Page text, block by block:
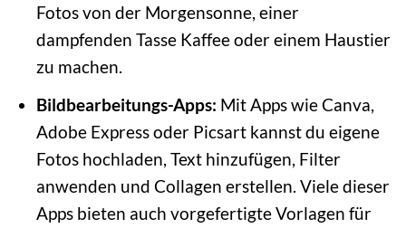
Fotos von der Morgensonne, einer
dampfenden Tasse Kaffee oder einem Haustier
zu machen.
Bildbearbeitungs-Apps: Mit Apps wie Canva,
Adobe Express oder Picsart kannst du eigene
Fotos hochladen, Text hinzufügen, Filter
anwenden und Collagen erstellen. Viele dieser
Apps bieten auch vorgefertigte Vorlagen für